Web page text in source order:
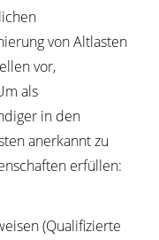
von Altlasten
vor,
als
in den
anerkannt zu
erfüllen:
(Qualifizierte